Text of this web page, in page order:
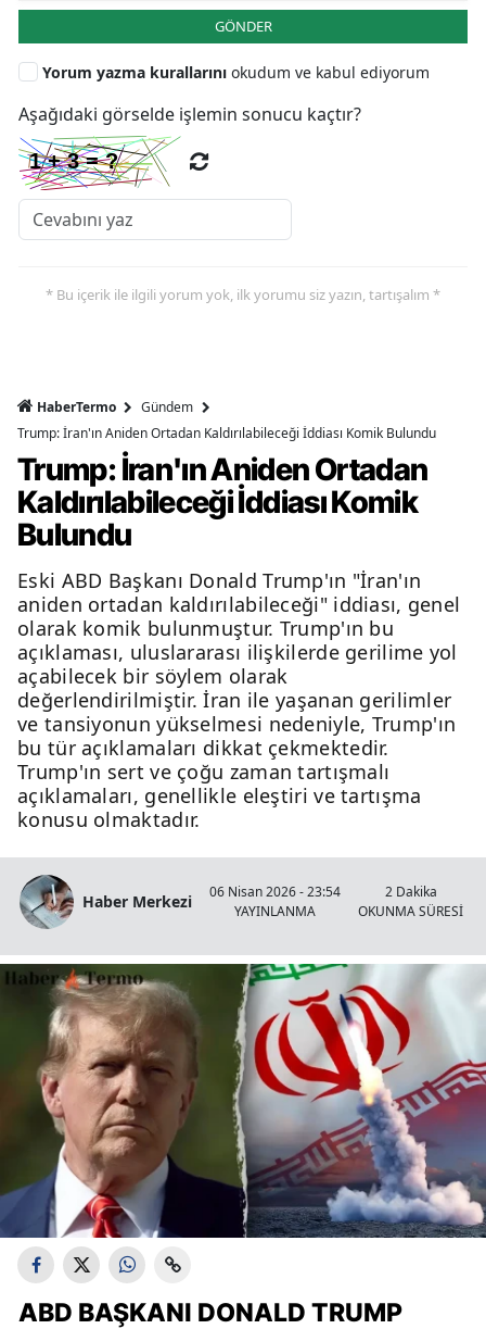
GÖNDER
Yorum yazma kurallarını okudum ve kabul ediyorum
Aşağıdaki görselde işlemin sonucu kaçtır?
* Bu içerik ile ilgili yorum yok, ilk yorumu siz yazın, tartışalım *
HaberTermo
Gündem
Trump: İran'ın Aniden Ortadan Kaldırılabileceği İddiası Komik Bulundu
Trump: İran'ın Aniden Ortadan
Kaldırılabileceği İddiası Komik
Bulundu
Eski ABD Başkanı Donald Trump'ın "İran'ın
aniden ortadan kaldırılabileceği" iddiası, genel
olarak komik bulunmuştur. Trump'ın bu
açıklaması, uluslararası ilişkilerde gerilime yol
açabilecek bir söylem olarak
değerlendirilmiştir. İran ile yaşanan gerilimler
ve tansiyonun yükselmesi nedeniyle, Trump'ın
bu tür açıklamaları dikkat çekmektedir.
Trump'ın sert ve çoğu zaman tartışmalı
açıklamaları, genellikle eleştiri ve tartışma
konusu olmaktadır.
Haber Merkezi
06 Nisan 2026 - 23:54
YAYINLANMA
2 Dakika
OKUNMA SÜRESİ
ABD BAŞKANI DONALD TRUMP